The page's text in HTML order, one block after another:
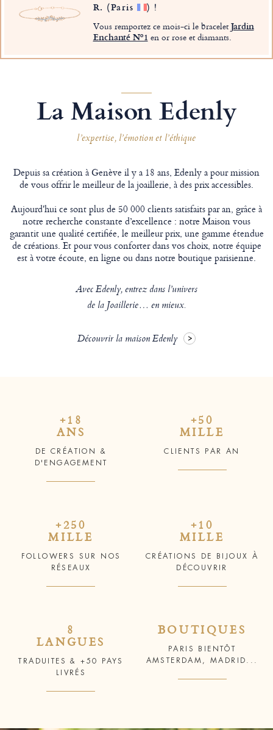
R. (Paris ) !
Vous remportez ce mois-ci le braceletJardin
Enchanté Nº1 en or rose et diamants.
La Maison Edenly
l’expertise, l’émotion et l’éthique
Depuis sa création à Genève il y a 18 ans, Edenly a pour mission
de vous offrir le meilleur de la joaillerie, à des prix accessibles.
Aujourd'hui ce sont plus de 50 000 clients satisfaits par an, grâce à
notre recherche constante d’excellence : notre Maison vous
garantit une qualité certifiée, le meilleur prix, une gamme étendue
de créations. Et pour vous conforter dans vos choix, notre équipe
est à votre écoute, en ligne ou dans notre boutique parisienne.
Avec Edenly, entrez dans l’univers
de la Joaillerie… en mieux.
Découvrir la maison Edenly
+18
ANS
DE CRÉATION &
D'ENGAGEMENT
+50
MILLE
CLIENTS PAR AN
+250
MILLE
FOLLOWERS SUR NOS
RÉSEAUX
+10
MILLE
CRÉATIONS DE BIJOUX À
DÉCOUVRIR
8
LANGUES
TRADUITES & +50 PAYS
LIVRÉS
BOUTIQUES
PARIS BIENTÔT
AMSTERDAM, MADRID...